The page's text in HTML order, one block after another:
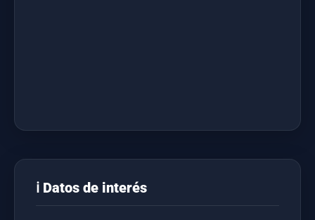
ℹ️ Datos de interés